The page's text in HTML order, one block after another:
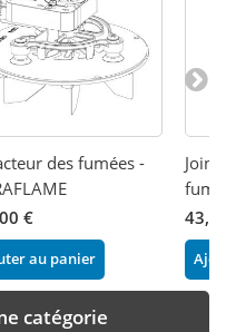
des fumées -
€
au panier
catégorie